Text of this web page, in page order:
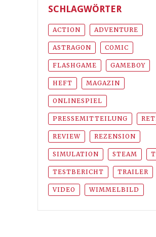
SCHLAGWÖRTER
ACTION ADVENTURE
ASTRAGON COMIC
FLASHGAME GAMEBOY
HEFT MAGAZIN
ONLINESPIEL
PRESSEMITTEILUNG
REVIEW REZENSION
SIMULATION STEAM
TESTBERICHT TRAILER
VIDEO WIMMELBILD